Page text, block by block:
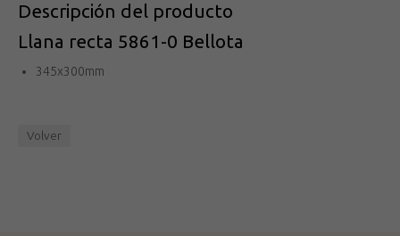
Descripción del producto
Llana recta 5861-0 Bellota
345x300mm
Volver